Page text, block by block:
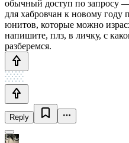
обычный доступ по запросу
для хабровчан к новому году
юнитов, которые можно
напишите, плз, в личку, с
разберемся.
Reply